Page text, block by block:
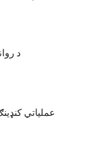
د
عملیاتي